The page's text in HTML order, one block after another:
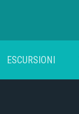
ESCURSIONI